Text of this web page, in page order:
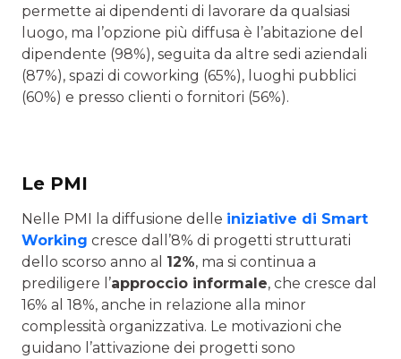
permette ai dipendenti di lavorare da qualsiasi
luogo, ma l’opzione più diffusa è l’abitazione del
dipendente (98%), seguita da altre sedi aziendali
(87%), spazi di coworking (65%), luoghi pubblici
(60%) e presso clienti o fornitori (56%).
Le PMI
Nelle PMI la diffusione delle iniziative di Smart
Working cresce dall’8% di progetti strutturati
dello scorso anno al 12%, ma si continua a
prediligere l’approccio informale, che cresce dal
16% al 18%, anche in relazione alla minor
complessità organizzativa. Le motivazioni che
guidano l’attivazione dei progetti sono